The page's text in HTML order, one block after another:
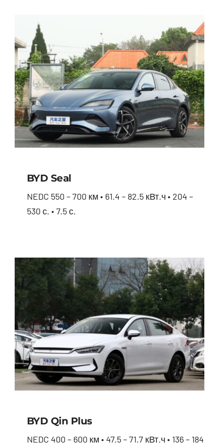
BYD Seal
NEDC 550 – 700 км • 61.4 – 82.5 кВт.ч • 204 –
530 с. • 7.5 с.
BYD Qin Plus
NEDC 400 – 600 км • 47.5 – 71.7 кВт.ч • 136 – 184